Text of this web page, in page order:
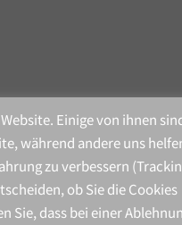
Einige von ihnen
während andere uns
zu verbessern
ob Sie die Cookies
Sie, dass bei einer